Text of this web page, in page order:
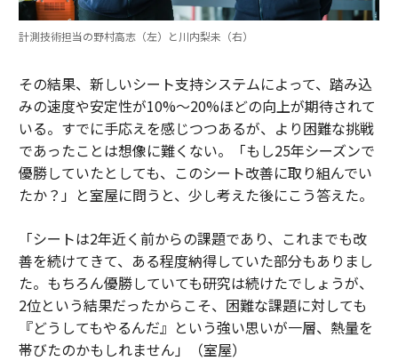
計測技術担当の野村高志（左）と川内梨未（右）
その結果、新しいシート支持システムによって、踏み込
みの速度や安定性が10%〜20%ほどの向上が期待されて
いる。すでに手応えを感じつつあるが、より困難な挑戦
であったことは想像に難くない。「もし25年シーズンで
優勝していたとしても、このシート改善に取り組んでい
たか？」と室屋に問うと、少し考えた後にこう答えた。
「シートは2年近く前からの課題であり、これまでも改
善を続けてきて、ある程度納得していた部分もありまし
た。もちろん優勝していても研究は続けたでしょうが、
2位という結果だったからこそ、困難な課題に対しても
『どうしてもやるんだ』という強い思いが一層、熱量を
帯びたのかもしれません」（室屋）